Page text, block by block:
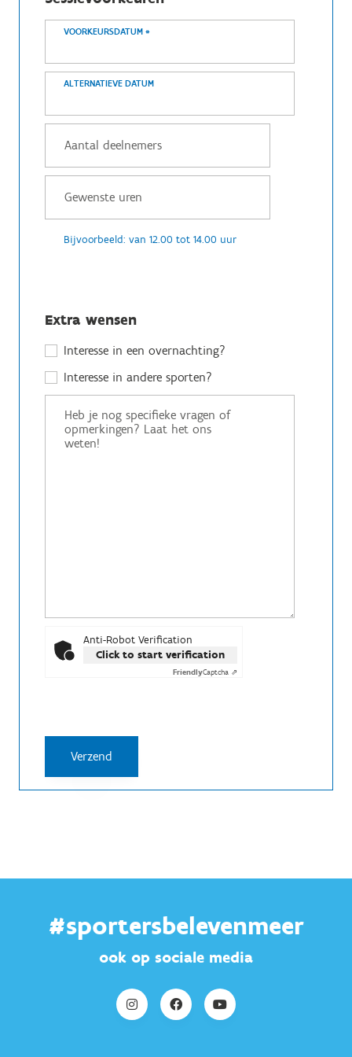
VOORKEURSDATUM *
ALTERNATIEVE DATUM
Bijvoorbeeld: van 12.00 tot 14.00 uur
Extra wensen
Interesse in een overnachting?
Interesse in andere sporten?
Anti-Robot Verification
Click to start verification
FriendlyCaptcha ⇗
#sportersbelevenmeer
ook op sociale media